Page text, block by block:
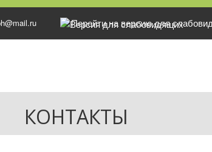
Перейти на версию для
КОНТАКТЫ